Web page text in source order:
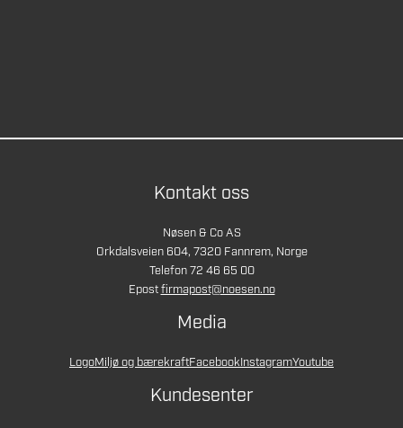
Kontakt oss
Nøsen & Co AS
Orkdalsveien 604, 7320 Fannrem, Norge
Telefon 72 46 65 00
Epostfirmapost@noesen.no
Media
LogoMiljø og bærekraftFacebookInstagramYoutube
Kundesenter